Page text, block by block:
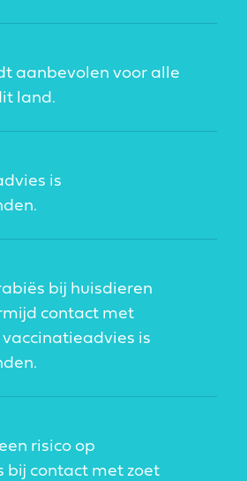
aanbevolen voor alle
land.
is
bij huisdieren
contact met
is
risico op
bij contact met zoet